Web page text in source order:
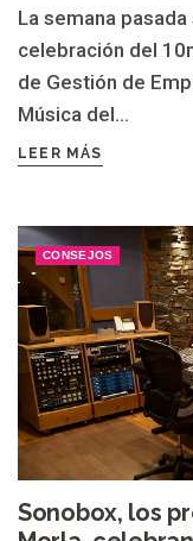
La semana
celebración del
de Gestión de
Música del...
LEER MÁS
CONSEJOS
Sonobox, los